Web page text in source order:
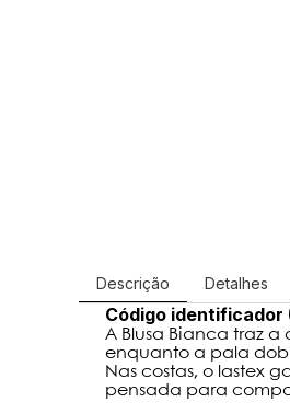
Descrição Detalhes
Código identificador
A Blusa Bianca traz
enquanto a pala
Nas costas, o lastex
pensada para